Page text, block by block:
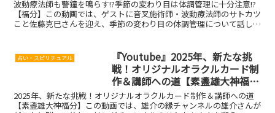
波動療法師も警鐘を鳴らす!?季節の変わり目は体調管理に十分注意!?
【福分】この動画では、ゲストに音叉施術師・波動療法師のサトカツ
こと佐藤克巳さんを迎え、季節の変わり目の体調管理について話して
占い・スピリチュアル
『Youtube』2025年、新たな挑
戦！オリジナルオラクルカード制
作＆講師への道【素盞雄大神福
分】
2025年、新たな挑戦！オリジナルオラクルカード制作＆講師への道
【素盞雄大神福分】この動画では、雄介の縁チャンネルの雄介さんが